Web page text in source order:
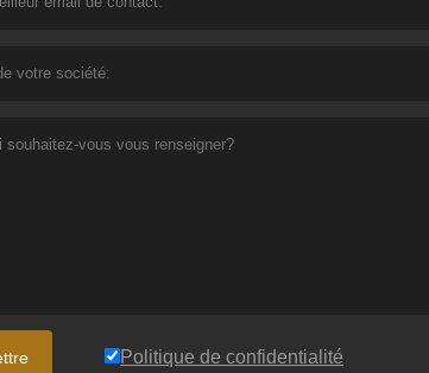
Politique de confidentialité